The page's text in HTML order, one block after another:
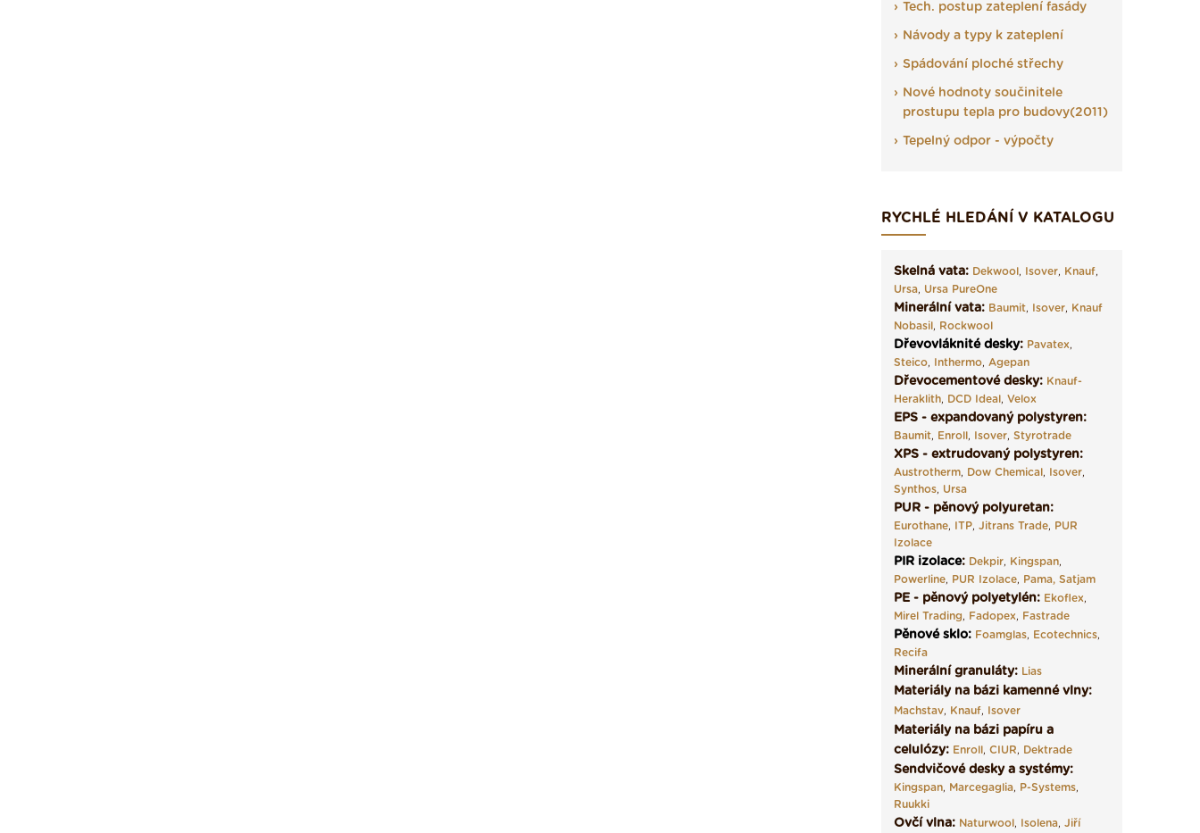
Tech. postup zateplení fasády
Návody a typy k zateplení
Spádování ploché střechy
Nové hodnoty součinitele
prostupu tepla pro budovy(2011)
Tepelný odpor - výpočty
RYCHLÉ HLEDÁNÍ V KATALOGU
Skelná vata: Dekwool, Isover, Knauf,
Ursa, Ursa PureOne
Minerální vata: Baumit, Isover, Knauf
Nobasil, Rockwool
Dřevovláknité desky: Pavatex,
Steico, Inthermo, Agepan
Dřevocementové desky: Knauf-
Heraklith, DCD Ideal, Velox
EPS - expandovaný polystyren:
Baumit, Enroll, Isover, Styrotrade
XPS - extrudovaný polystyren:
Austrotherm, Dow Chemical, Isover,
Synthos, Ursa
PUR - pěnový polyuretan:
Eurothane, ITP, Jitrans Trade, PUR
Izolace
PIR izolace: Dekpir, Kingspan,
Powerline, PUR Izolace, Pama, Satjam
PE - pěnový polyetylén: Ekoflex,
Mirel Trading, Fadopex, Fastrade
Pěnové sklo: Foamglas, Ecotechnics,
Recifa
Minerální granuláty: Lias
Materiály na bázi kamenné vlny:
Machstav, Knauf, Isover
Materiály na bázi papíru a
celulózy: Enroll, CIUR, Dektrade
Sendvičové desky a systémy:
Kingspan, Marcegaglia, P-Systems,
Ruukki
Ovčí vlna: Naturwool, Isolena, Jiří